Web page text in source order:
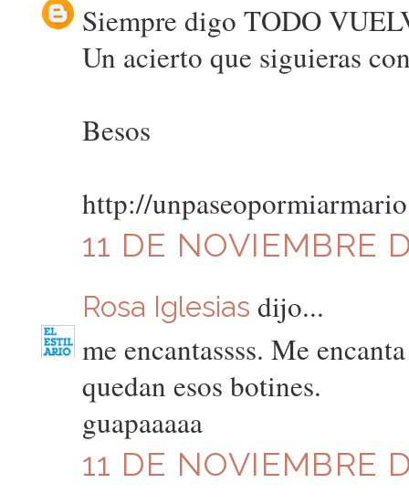
Siempre digo TODO
Un acierto que siguieras
Besos
http://
11 DE NOVIEMBRE
Rosa Iglesias dijo...
me encantassss. Me
quedan esos botines.
guapaaaaa
11 DE NOVIEMBRE